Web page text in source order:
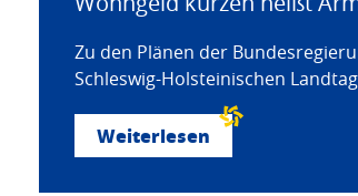
Zu den Plänen der
Schleswig-Holsteinischen
Weiterlesen